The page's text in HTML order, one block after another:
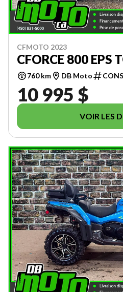
CFMOTO 2023
CFORCE 800 EPS
760 km DB Moto
10 995 $
VOIR LES